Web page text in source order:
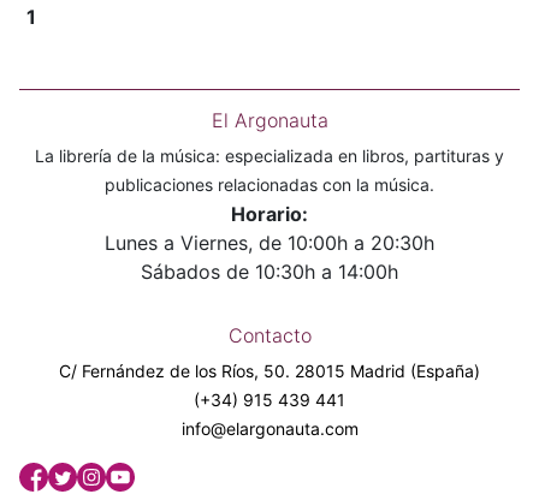
1
El Argonauta
La librería de la música: especializada en libros, partituras y
publicaciones relacionadas con la música.
Horario:
Lunes a Viernes, de 10:00h a 20:30h
Sábados de 10:30h a 14:00h
Contacto
C/ Fernández de los Ríos, 50. 28015 Madrid (España)
(+34) 915 439 441
info@elargonauta.com